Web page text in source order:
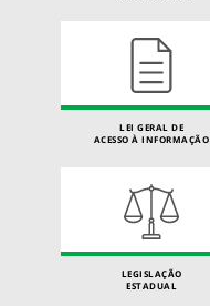
LEI GERAL DE
ACESSO À INFORMAÇÃO
LEGISLAÇÃO
ESTADUAL